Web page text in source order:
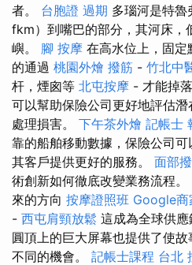
者。 台胞證 過期 多瑙河是特魯
fkm）到嘴巴的部分，其河床，
嶼。 腳 按摩 在高水位上，固
的通過 桃園外燴 撥筋 - 竹北中
杆，煙囪等 北屯按摩 - 才能掉
可以幫助保險公司更好地評估
處理損害。 下午茶外燴 記帳士
靠的船舶移動數據，保險公司
其客戶提供更好的服務。 面部
術創新如何徹底改變業務流程。
來的方向 按摩證照班 Google商
- 西屯肩頸放鬆 這成為全球供
圓頂上的巨大屏幕也提供了使
不同的機會。 記帳士課程 台北